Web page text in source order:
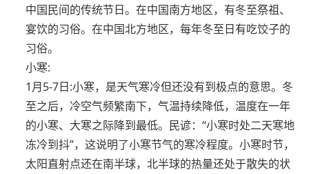
中国民间的传统节日。在中国南方地区，有冬至祭祖、
宴饮的习俗。在中国北方地区，每年冬至日有吃饺子的
习俗。
小寒:
1月5-7日:小寒，是天气寒冷但还没有到极点的意思。冬
至之后，冷空气频繁南下，气温持续降低，温度在一年
的小寒、大寒之际降到最低。民谚：“小寒时处二天寒地
冻冷到抖”，这说明了小寒节气的寒冷程度。小寒时节，
太阳直射点还在南半球，北半球的热量还处于散失的状